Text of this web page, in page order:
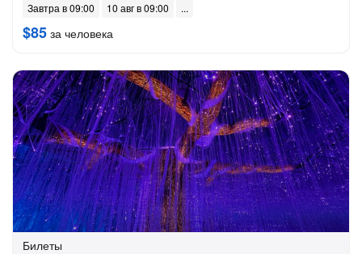
Завтра в 09:00 10 авг в 09:00
$85 за человека
Билеты